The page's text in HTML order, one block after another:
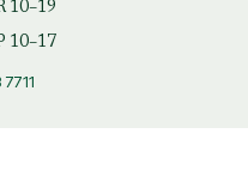
10–19
10–17